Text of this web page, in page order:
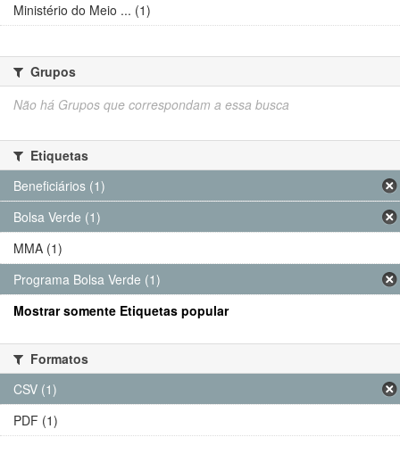
Ministério do Meio ... (1)
Grupos
Não há Grupos que correspondam a essa busca
Etiquetas
Beneficiários (1)
Bolsa Verde (1)
MMA (1)
Programa Bolsa Verde (1)
Mostrar somente Etiquetas popular
Formatos
CSV (1)
PDF (1)